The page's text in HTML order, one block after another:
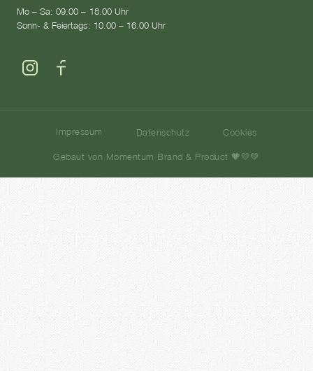
Mo – Sa: 09.00 – 18.00 Uhr
Sonn- & Feiertags: 10.00 – 16.00 Uhr
Impressum Datenschutz Cookies
Gebaut von Momentum Brand & Product 🧡💛💚